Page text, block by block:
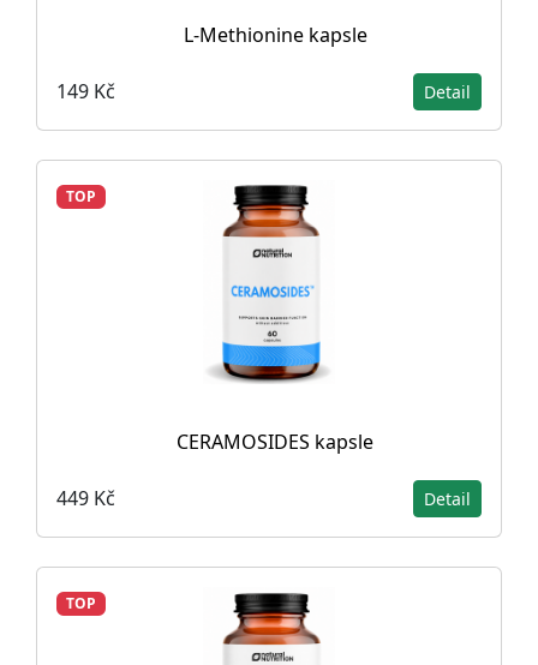
L-Methionine kapsle
149 Kč Detail
TOP
CERAMOSIDES kapsle
449 Kč Detail
TOP